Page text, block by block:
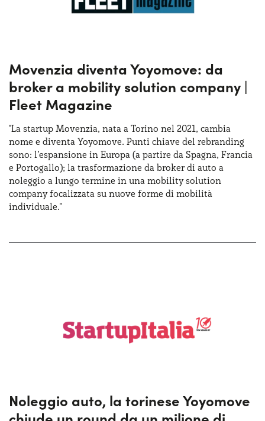
Movenzia diventa Yoyomove: da
broker a mobility solution company |
Fleet Magazine
"La startup Movenzia, nata a Torino nel 2021, cambia
nome e diventa Yoyomove. Punti chiave del rebranding
sono: l’espansione in Europa (a partire da Spagna, Francia
e Portogallo); la trasformazione da broker di auto a
noleggio a lungo termine in una mobility solution
company focalizzata su nuove forme di mobilità
individuale."
Noleggio auto, la torinese Yoyomove